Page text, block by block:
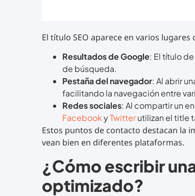
El título SEO aparece en varios
Resultados de Google: El título
de búsqueda.
Pestaña del navegador: Al abrir
facilitando la navegación entre
Redes sociales: Al compartir un
FacebookyTwitterutilizan el title
Estos puntos de contacto destacan la
vean bien en diferentes plataformas.
¿Cómo escribir
optimizado?